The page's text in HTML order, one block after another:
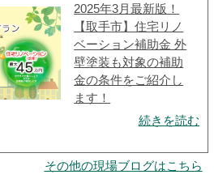
2025年3月最新版！
【取手市】住宅リノ
ベーション補助金 外
壁塗装も対象の補助
金の条件をご紹介し
ます！
続きを読む
その他の現場ブログはこちら